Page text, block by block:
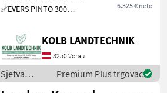
6.325 € neto
✅EVERS PINTO 300
Bodenlüfter ✅Arbeits- und
Transportbreite 3.0m
✅Sternwalze leicht
schrägstellbar, dadurch 2
verschied
KOLB LANDTECHNIK
8250 Vorau
Sjetva
(sijačice,
Premium Plus trgovac